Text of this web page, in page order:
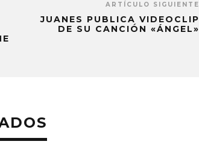
ARTÍCULO SIGUIENTE
JUANES PUBLICA VIDEOCLIP
DE SU CANCIÓN «ÁNGEL»